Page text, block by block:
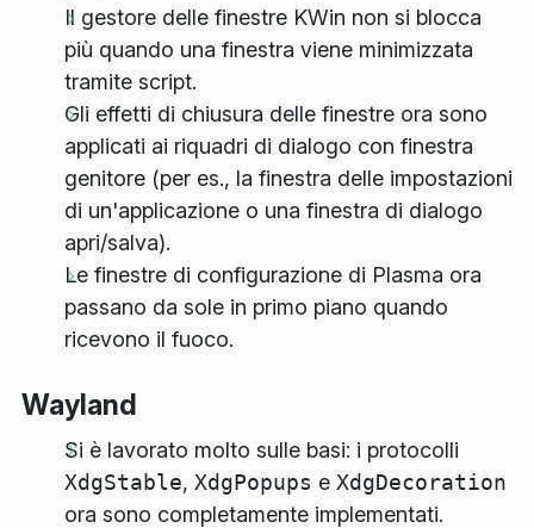
Il gestore delle finestre KWin non si blocca
più quando una finestra viene minimizzata
tramite script.
Gli effetti di chiusura delle finestre ora sono
applicati ai riquadri di dialogo con finestra
genitore (per es., la finestra delle impostazioni
di un'applicazione o una finestra di dialogo
apri/salva).
Le finestre di configurazione di Plasma ora
passano da sole in primo piano quando
ricevono il fuoco.
Wayland
Si è lavorato molto sulle basi: i protocolli
XdgStable, XdgPopups e XdgDecoration
ora sono completamente implementati.